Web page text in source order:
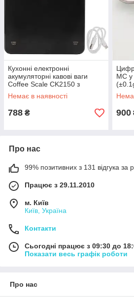
Кухонні електронні
акумуляторні кавові ваги
Coffee Scale CK2150 з
захищеною від нагрівання
платформою
Немає в наявності
788 ₴
МС у
±0/
900
Про нас
99% позитивних з 131 відгука за
Працює з 29.11.2010
м. Київ
Київ, Україна
Контакти
Сьогодні працює з 09:30 до
Показати весь графік роботи
Про нас